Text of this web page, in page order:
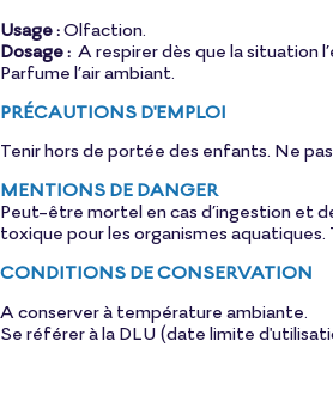
Usage :Olfaction.
Dosage : A respirer dès que la situation
Parfume l’air ambiant.
PRÉCAUTIONS D'EMPLOI
Tenir hors de portée des enfants. Ne
MENTIONS DE DANGER
Peut-être mortel en cas d’ingestion et
toxique pour les organismes
CONDITIONS DE CONSERVATION
A conserver à température ambiante.
Se référer à la DLU (date limite